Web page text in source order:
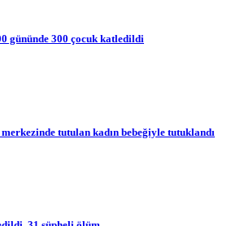
gününde 300 çocuk katledildi
tutulan kadın bebeğiyle tutuklandı